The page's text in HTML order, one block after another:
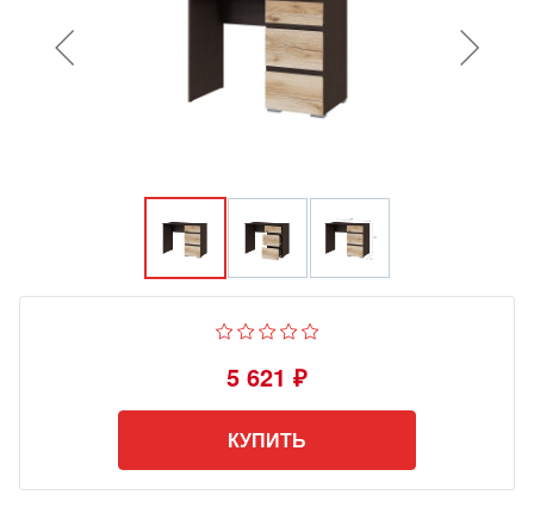
5 621 ₽
КУПИТЬ